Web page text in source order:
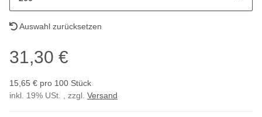
Auswahl zurücksetzen
31,30 €
15,65 € pro 100 Stück
inkl. 19% USt. , zzgl. Versand